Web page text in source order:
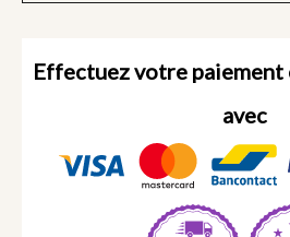
Effectuez votre
avec